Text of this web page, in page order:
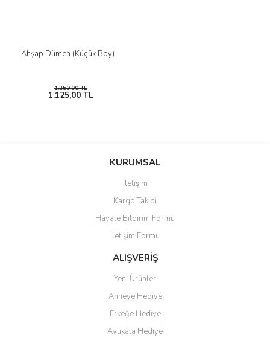
Ahşap Dümen (Küçük Boy)
1.250,00 TL
1.125,00 TL
KURUMSAL
İletişim
Kargo Takibi
Havale Bildirim Formu
İletişim Formu
ALIŞVERİŞ
Yeni Ürünler
Anneye Hediye
Erkeğe Hediye
Avukata Hediye